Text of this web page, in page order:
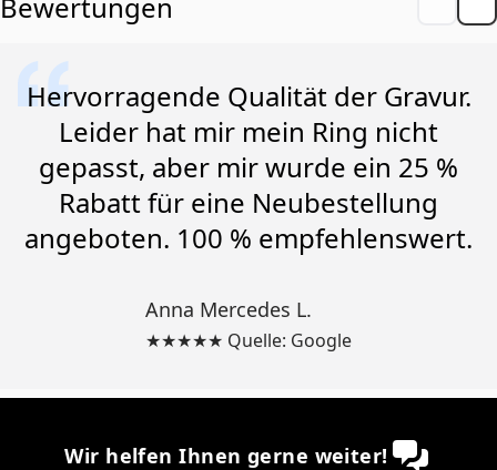
Hervorragende Qualität der Gravur.
Leider hat mir mein Ring nicht
gepasst, aber mir wurde ein 25 %
Rabatt für eine Neubestellung
angeboten. 100 % empfehlenswert.
Anna Mercedes L.
★★★★★ Quelle: Google
Wir helfen Ihnen gerne weiter!